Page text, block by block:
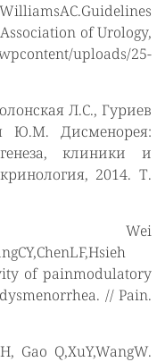
of Urology,
uploads/25-
Л.С., Гуриев
Ю.М. Дисменорея:
клиники и
2014. Т.
of painmodulatory
// Pain.
Gao Q,XuY,WangW.